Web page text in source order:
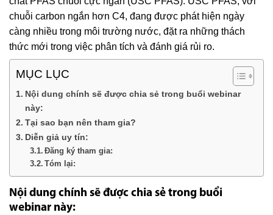
chuỗi carbon ngắn hơn C4, đang được phát hiện ngày
càng nhiều trong môi trường nước, đặt ra những thách
thức mới trong việc phân tích và đánh giá rủi ro.
MỤC LỤC
Nội dung chính sẽ được chia sẻ trong buổi webinar
này:
Tại sao bạn nên tham gia?
Diễn giả uy tín:
Đăng ký tham gia:
Tóm lại:
Nội dung chính sẽ được chia sẻ trong buổi
webinar này: